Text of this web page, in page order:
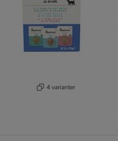
4 varianter